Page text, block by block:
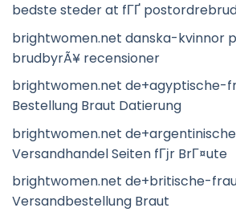
bedste steder at fГҐ
brightwomen.net danska-kvinnor
brudbyrÃ¥ recensioner
brightwomen.net de+agyptische-
Bestellung Braut Datierung
brightwomen.net
Versandhandel Seiten fГјr BrГ¤ute
brightwomen.net de+britische-
Versandbestellung Braut